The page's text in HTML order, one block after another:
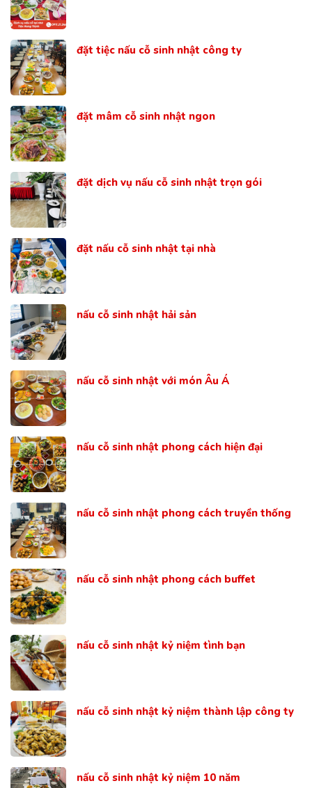
đặt tiệc nấu cỗ sinh nhật công ty
đặt mâm cỗ sinh nhật ngon
đặt dịch vụ nấu cỗ sinh nhật trọn gói
đặt nấu cỗ sinh nhật tại nhà
nấu cỗ sinh nhật hải sản
nấu cỗ sinh nhật với món Âu Á
nấu cỗ sinh nhật phong cách hiện đại
nấu cỗ sinh nhật phong cách truyền thống
nấu cỗ sinh nhật phong cách buffet
nấu cỗ sinh nhật kỷ niệm tình bạn
nấu cỗ sinh nhật kỷ niệm thành lập công ty
nấu cỗ sinh nhật kỷ niệm 10 năm